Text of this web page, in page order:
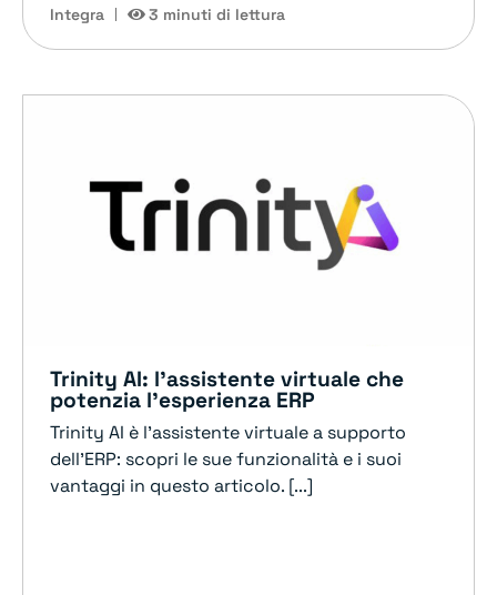
Integra 3 minuti di lettura
Trinity AI: l’assistente virtuale che
potenzia l’esperienza ERP
Trinity AI è l'assistente virtuale a supporto
dell'ERP: scopri le sue funzionalità e i suoi
vantaggi in questo articolo. [...]